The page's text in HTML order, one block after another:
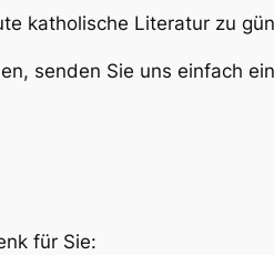
katholische Literatur zu
senden Sie uns einfach
für Sie: